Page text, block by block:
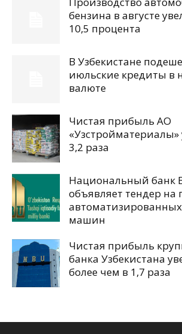
бензина в августе
10,5 процента
В Узбекистане
июльские кредиты в
валюте
Чистая прибыль АО
«Узстройматериалы»
3,2 раза
Национальный банк
объявляет тендер на
машин
Чистая прибыль
банка Узбекистана
более чем в 1,7 раза